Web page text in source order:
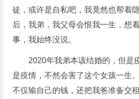
徒，或许是自私吧，我竟然也帮着
后，我弟，我父母会恨我一生，想
事，我始终没说。
2020年我弟本该结婚的，但是
是疫情，不然会害了这个女孩一生
不仅输自己的钱，还把我爸准备交